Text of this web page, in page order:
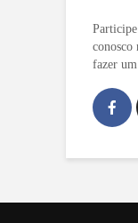
conosco
fazer